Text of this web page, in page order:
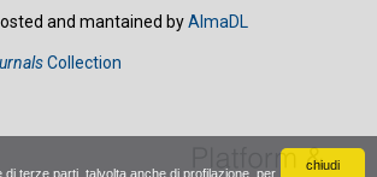
chiudi
terze parti, talvolta anche di profilazione, per
and mantained byAlmaDL
Collection